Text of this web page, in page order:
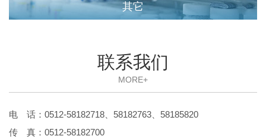
其它
联系我们
MORE+
电 话：0512-58182718、58182763、58185820
传 真：0512-58182700